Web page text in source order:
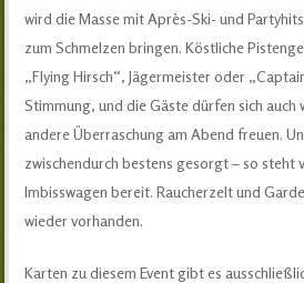
wird die Masse mit Après-Ski- und
zum Schmelzen bringen. Köstliche
„Flying Hirsch“, Jägermeister oder
Stimmung, und die Gäste dürfen sich auch
andere Überraschung am Abend freuen.
zwischendurch bestens gesorgt – so steht
Imbisswagen bereit. Raucherzelt und
wieder vorhanden.
Karten zu diesem Event gibt es